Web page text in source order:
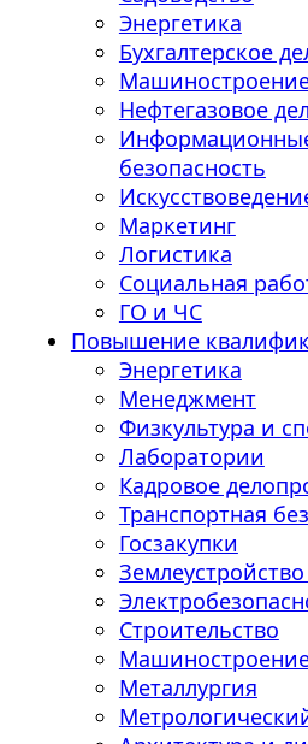
Энергетика
Бухгалтерское
Нефтегазовое
безопасность
Маркетинг
Логистика
Социальная
ГО и ЧС
Повышение
Энергетика
Менеджмент
Физкультура и
Лаборатории
Кадровое
Транспортная
Госзакупки
Строительство
Металлургия